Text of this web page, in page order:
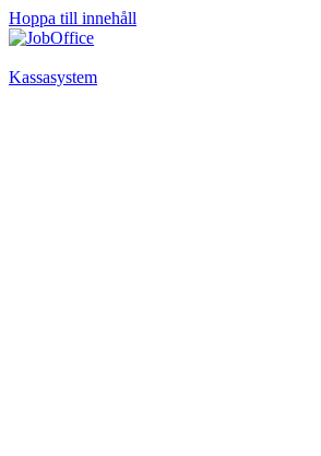
Hoppa till innehåll
Kassasystem